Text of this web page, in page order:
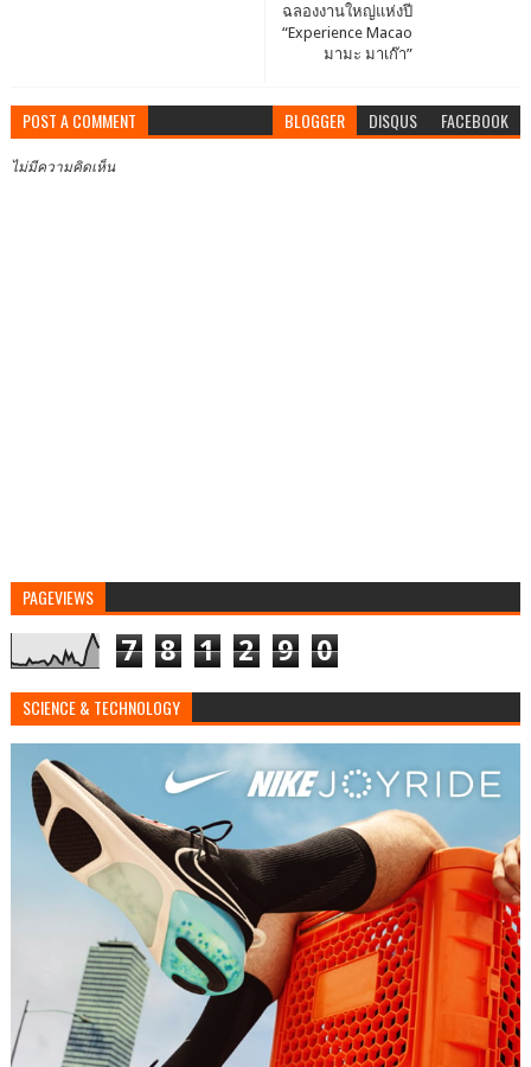
ฉลองงานใหญ่แห่งปี
“Experience Macao
มามะ มาเก๊า”
POST A COMMENT BLOGGER DISQUS FACEBOOK
ไม่มีความคิดเห็น
PAGEVIEWS
7 8 1 2 9 0
SCIENCE & TECHNOLOGY